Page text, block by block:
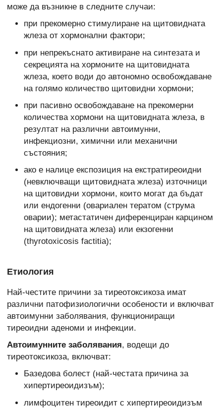
може да възникне в следните случаи:
при прекомерно стимулиране на щитовидната
жлеза от хормонални фактори;
при непрекъснато активиране на синтезата и
секрецията на хормоните на щитовидната
жлеза, което води до автономно освобождаване
на голямо количество щитовидни хормони;
при пасивно освобождаване на прекомерни
количества хормони на щитовидната жлеза, в
резултат на различни автоимунни,
инфекциозни, химични или механични
състояния;
ако е налице експозиция на екстратиреоидни
(невключващи щитовидната жлеза) източници
на щитовидни хормони, които могат да бъдат
или ендогенни (овариален тератом (струма
оварии); метастатичен диференциран карцином
на щитовидната жлеза) или екзогенни
(thyrotoxicosis factitia);
Етиология
Най-честите причини за тиреотоксикоза имат
различни патофизиологични особености и включват
автоимунни заболявания, функциониращи
тиреоидни аденоми и инфекции.
Автоимунните заболявания, водещи до
тиреотоксикоза, включват:
Базедова болест (най-честата причина за
хипертиреоидизъм);
лимфоцитен тиреоидит с хипертиреоидизъм